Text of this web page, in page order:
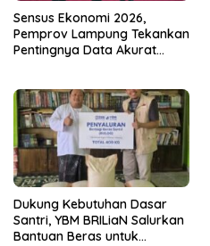
Sensus Ekonomi 2026,
Pemprov Lampung Tekankan
Pentingnya Data Akurat
Dukung Kebutuhan Dasar
Santri, YBM BRILiaN Salurkan
Bantuan Beras untuk